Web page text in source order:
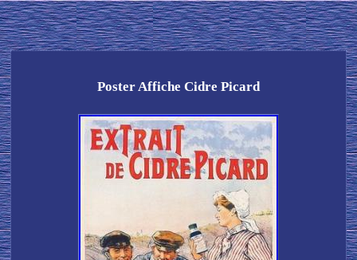
Poster Affiche Cidre Picard